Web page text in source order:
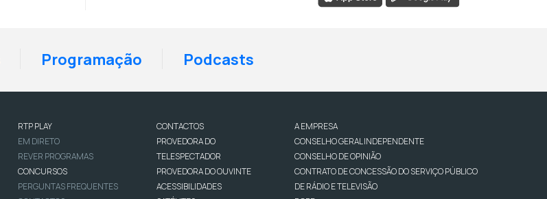
Programação Podcasts
RTP PLAY
EM DIRETO
REVER PROGRAMAS
CONCURSOS
PERGUNTAS FREQUENTES
CONTACTOS
PROVEDORA DO
TELESPECTADOR
PROVEDORA DO OUVINTE
ACESSIBILIDADES
A EMPRESA
CONSELHO GERAL INDEPENDENTE
CONSELHO DE OPINIÃO
CONTRATO DE CONCESSÃO DO SERVIÇO PÚBLICO
DE RÁDIO E TELEVISÃO